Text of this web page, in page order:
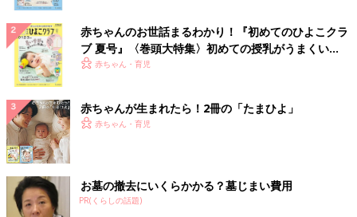
赤ちゃんのお世話まるわかり！『初めてのひよこクラ
ブ 夏号』〈巻頭大特集〉初めての授乳がうまくい
く！ おっぱい・ミルクの基本と夏のトラブル 解決テ
赤ちゃん・育児
赤ちゃんが生まれたら！2冊の「たまひよ」
赤ちゃん・育児
お墓の撤去にいくらかかる？墓じまい費用
PR(くらしの話題)